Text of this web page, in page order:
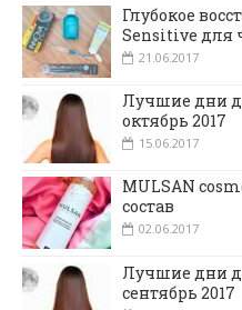
Глубокое
Sensitive для
21.06.2017
Лучшие дни
октябрь 2017
15.06.2017
MULSAN
состав
02.06.2017
Лучшие дни
сентябрь 2017